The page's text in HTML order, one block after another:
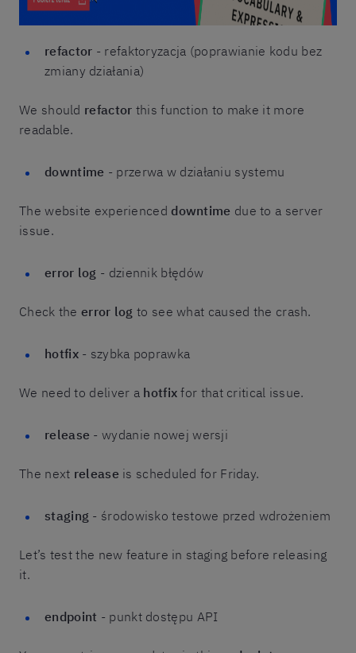
refactor - refaktoryzacja (poprawianie kodu bez
zmiany działania)
We should refactor this function to make it more
readable.
downtime - przerwa w działaniu systemu
The website experienced downtime due to a server
issue.
error log - dziennik błędów
Check the error log to see what caused the crash.
hotfix - szybka poprawka
We need to deliver a hotfixfor that critical issue.
release - wydanie nowej wersji
The next release is scheduled for Friday.
staging - środowisko testowe przed wdrożeniem
Let’s test the new feature in staging before releasing
it.
endpoint - punkt dostępu API